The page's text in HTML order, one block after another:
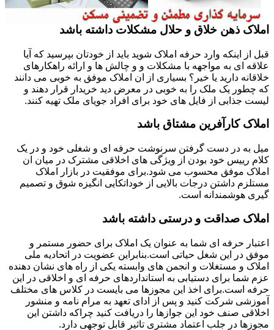
املاک ذهن خلاق و حلال مشکلات داشته باشد
قبل از اینکه وارد حرفه املاک شوید باید از خودتان بپرسید که آیا
علاقه ای به مواجهه با مشکلات و و چالش ها و ارائه راهکارهای
خلاقانه دارید یا خیر؟ بسیاری از ان املاک موفق به خوبی می دانند
که چطور یک ملک را به خوبی در معرض دید خریدار قرار دهند و
لیست جذابی از فایل های خود برای افراد جویای ملک تهیه کنند.
املاک کارآفرین مشتاق باشد
میل به در دست گرفتن سرنوشت حرفه ای و شغلی خود و در یک
کلام رییس خود بودن از ویژگی های اخلاقی مشترک در میان ان
املاک موفق محسوب می شود.برای موفقیت در بازار املاک
مستلزم داشتن درجات بالایی از خوداتکایی انگیزه شوق و تصمیم
گیری هوشمندانه است.
املاک صداقت و درستی داشته باشد
اعتبار حرفه ای شما به عنوان یک املاک برای حضور مستمر و
موفق در این شغل حیاتی است.بنابراین عضویت در اتحادیه ملی
املاک و مستغلات و انجمن های وابسته یکی از راه های نشان دهنده
عزم شما برای دستیابی به استانداردهای حرفه ای و اخلاقی در این
حرفه است.برای اخذ این مجوزها می بایست در کلاس های مختلف
آموزشی شرکت کنید و پس از ادای تعهد به مرام نامه و منشور
اخلاقی صنف خود این جوازها را دریافت کنید چراکه داشتن این
مجوزها در جلب اعتماد مشتری تاثیر قابل توجهی دارد.